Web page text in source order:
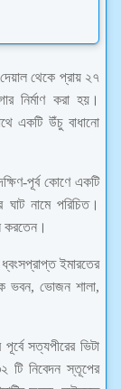
দেয়াল থেকে প্রায় ২৭
নির্মাণ করা হয়।
একটি উঁচু বাধানো
পূর্ব কোণে একটি
ঘাট নামে পরিচিত।
করতেন।
ইমারতের
ভবন, ভোজন শালা,
সত্যপীরের ভিটা
টি নিবেদন স্তূপের